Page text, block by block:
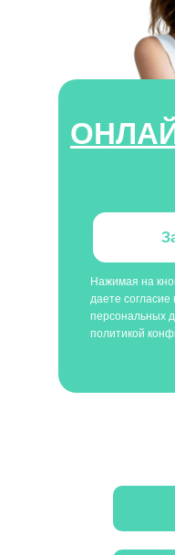
Нажимая на
даете согласие
персональных
политикой